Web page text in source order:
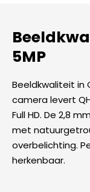
5MP
Beeldkwaliteit in
camera levert
Full HD. De 2,8
met
overbelichting.
herkenbaar.